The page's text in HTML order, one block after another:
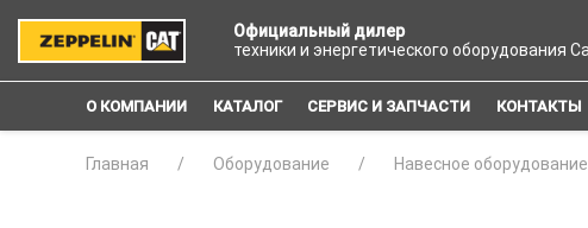
Официальный дилер
техники и энергетического оборудования
О КОМПАНИИ КАТАЛОГ СЕРВИС И ЗАПЧАСТИ КОНТАКТЫ
Главная Оборудование Навесное оборудование